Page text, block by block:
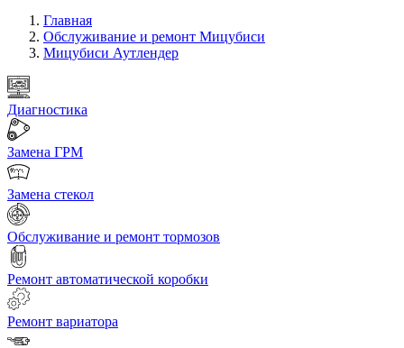
Главная
Обслуживание и ремонт Мицубиси
Мицубиси Аутлендер
Диагностика
Замена ГРМ
Замена стекол
Обслуживание и ремонт тормозов
Ремонт автоматической коробки
Ремонт вариатора